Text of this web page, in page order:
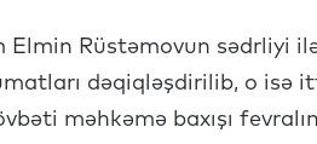
Elmin Rüstəmovun sədrliyi
dəqiqləşdirilib, o isə
məhkəmə baxışı